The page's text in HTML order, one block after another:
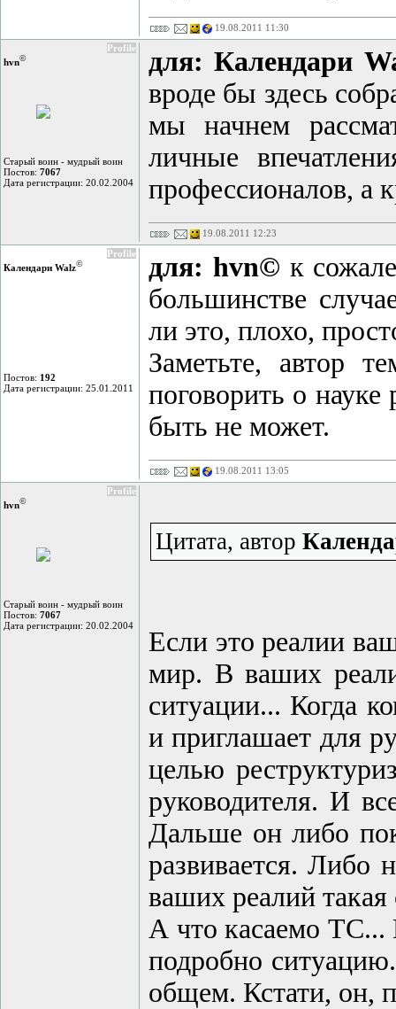
19.08.2011 11:30
Profile
hvn©
Старый воин - мудрый воин
Постов: 7067
Дата регистрации: 20.02.2004
для: Календари
вроде бы здесь
мы начнем
личные
профессионалов, а
19.08.2011 12:23
Profile
Календари Walz©
Постов: 192
Дата регистрации: 25.01.2011
для: hvn© к
большинстве
ли это, плохо,
Заметьте, автор
поговорить о
быть не может.
19.08.2011 13:05
Profile
hvn©
Старый воин - мудрый воин
Постов: 7067
Дата регистрации: 20.02.2004
Цитата, автор
Если это реалии
мир. В ваших
ситуации... Когда
и приглашает для
целью
руководителя. И
Дальше он либо
развивается. Либо
ваших реалий
А что касаемо ТС...
подробно
общем. Кстати, он,